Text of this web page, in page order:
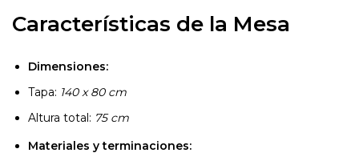
Características de la Mesa
Dimensiones:
Tapa: 140 x 80 cm
Altura total: 75 cm
Materiales y terminaciones: